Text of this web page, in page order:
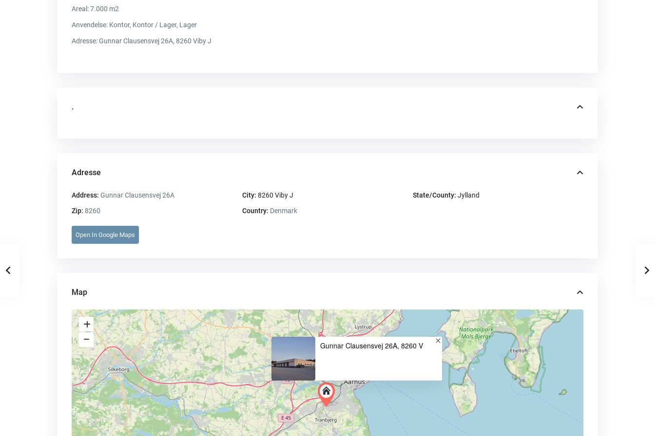
Areal: 7.000 m2
Anvendelse: Kontor, Kontor / Lager, Lager
Adresse:Gunnar Clausensvej 26A, 8260 Viby J
.
Adresse
Address: Gunnar Clausensvej 26A City: 8260 Viby J State/County: Jylland
Zip: 8260 Country: Denmark
Open In Google Maps
Map
Gunnar Clausensvej 26A, 8260 V